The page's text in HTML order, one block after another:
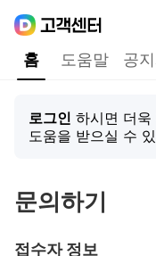
홈 도움말 공
로그인 하시면 더욱
도움을 받으실 수
문의하기
접수자 정보